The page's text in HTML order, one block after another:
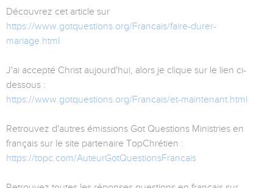
Découvrez cet article sur
https://www.gotquestions.org/Francais/faire-durer-
mariage.html
J'ai accepté Christ aujourd'hui, alors je clique sur le lien ci-
dessous :
https://www.gotquestions.org/Francais/et-maintenant.html
Retrouvez d'autres émissions Got Questions Ministries en
français sur le site partenaire TopChrétien :
https://topc.com/AuteurGotQuestionsFrancais